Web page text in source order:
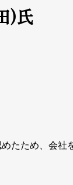
)氏
たため、会社